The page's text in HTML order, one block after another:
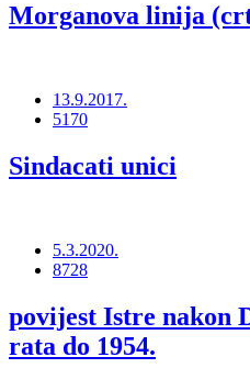
Morganova linija
13.9.2017.
5170
Sindacati unici
5.3.2020.
8728
povijest Istre nakon
rata do 1954.